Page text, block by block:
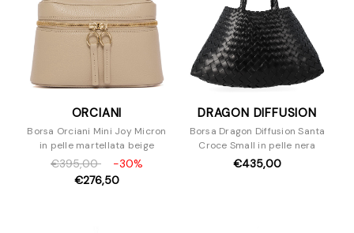
Accessori
ORCIANI
Borsa Orciani Mini Joy Micron
in pelle martellata beige
€395,00
-30%
€276,50
DRAGON DIFFUSION
Borsa Dragon Diffusion Santa
Croce Small in pelle nera
€435,00